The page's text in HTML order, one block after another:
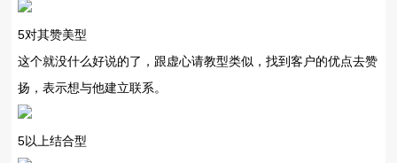
5对其赞美型
这个就没什么好说的了，跟虚心请教型类似，找到客户的优点去赞
扬，表示想与他建立联系。
5以上结合型